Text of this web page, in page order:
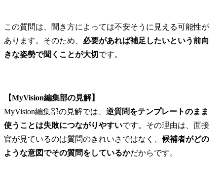
この質問は、聞き方によっては不安そうに見える可能性が
あります。そのため、 必要があれば補足したいという前向
きな姿勢で聞くことが大切です。
【MyVision編集部の見解】
MyVision編集部の見解では、 逆質問をテンプレートのまま
使うことは失敗につながりやすいです。その理由は、面接
官が見ているのは質問のきれいさではなく、 候補者がどの
ような意図でその質問をしているかだからです。